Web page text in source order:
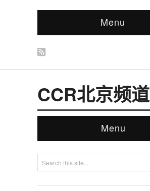
Menu
CCR北京频道
Menu